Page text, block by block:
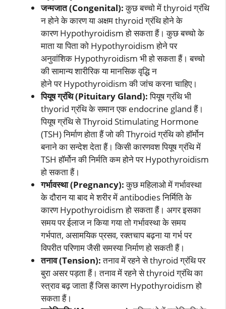
जन्मजात (Congenital):कुछ बच्चो में thyroid ग्रंथि
न होने के कारण या अक्षम thyroid ग्रंथि होने के
कारण Hypothyroidism हो सकता हैं। कुछ बच्चो के
माता या पिता को Hypothyroidism होने पर
अनुवांशिक Hypothyroidism भी हो सकता हैं। बच्चो
की सामान्य शारीरिक या मानसिक वृद्धि न
होने पर Hypothyroidism की जांच करना चाहिए।
पियूष ग्रंथि (Pituitary Gland):पियूष ग्रंथि भी
thyorid ग्रंथि के समान एक endocrine gland हैं।
पियूष ग्रंथि से Thyroid Stimulating Hormone
(TSH) निर्माण होता हैं जो की Thyroid ग्रंथि को हॉर्मोन
बनाने का सन्देश देता हैं। किसी कारणवश पियूष ग्रंथि में
TSH हॉर्मोन की निर्मति कम होने पर Hypothyroidism
हो सकता हैं।
गर्भावस्था (Pregnancy):कुछ महिलाओ में गर्भावस्था
के दौरान या बाद मे शरीर में antibodies निर्मिति के
कारण Hypothyroidism हो सकता हैं। अगर इसका
समय पर ईलाज न किया गया तो गर्भावस्था के समय
गर्भपात, असामयिक प्रसव, रक्तचाप बढ़ना या गर्भ पर
विपरीत परिणाम जैसी समस्या निर्माण हो सकती हैं।
तनाव (Tension):तनाव में रहने से thyroid ग्रंथि पर
बुरा असर पड़ता हैं। तनाव में रहने से thyroid ग्रंथि का
स्त्राव बढ़ जाता हैं जिस कारण Hypothyroidism हो
सकता हैं।